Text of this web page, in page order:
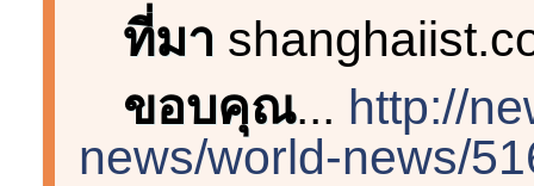
ที่มา
ขอบคุณ... http://
news/world-news/